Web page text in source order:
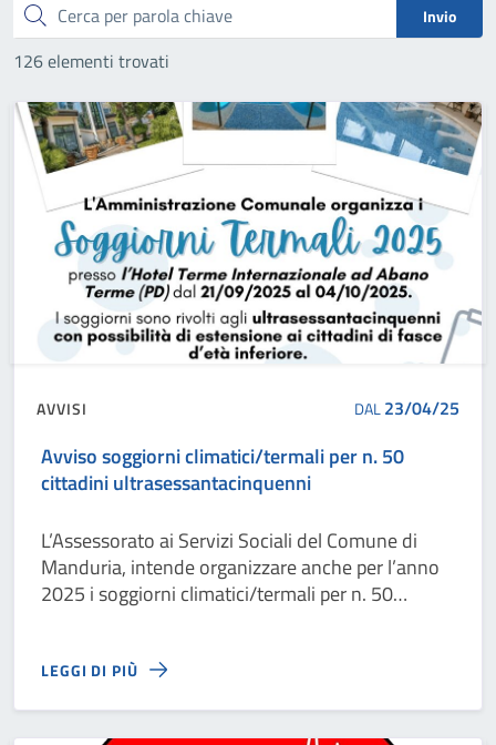
Cerca Invio
126 elementi trovati
AVVISI DAL23/04/25
Avviso soggiorni climatici/termali per n. 50
cittadini ultrasessantacinquenni
L’Assessorato ai Servizi Sociali del Comune di
Manduria, intende organizzare anche per l’anno
2025 i soggiorni climatici/termali per n. 50
LEGGI DI PIÙ